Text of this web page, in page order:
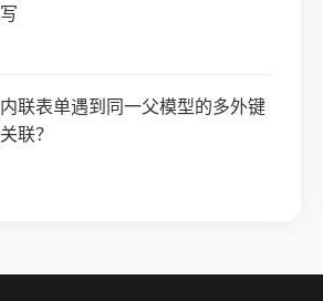
联表单遇到同一父模型的多外键
联？